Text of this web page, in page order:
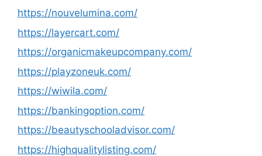
https://nouvelumina.com/
https://layercart.com/
https://organicmakeupcompany.com/
https://playzoneuk.com/
https://wiwila.com/
https://bankingoption.com/
https://beautyschooladvisor.com/
https://highqualitylisting.com/